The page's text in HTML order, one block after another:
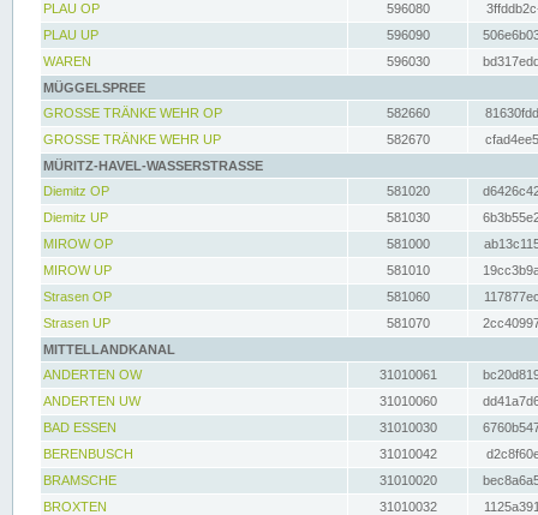
PLAU OP
596080
PLAU UP
596090
WAREN
596030
MÜGGELSPREE
GROSSE TRÄNKE WEHR OP
582660
GROSSE TRÄNKE WEHR UP
582670
MÜRITZ-HAVEL-WASSERSTRASSE
Diemitz OP
581020
Diemitz UP
581030
MIROW OP
581000
MIROW UP
581010
Strasen OP
581060
Strasen UP
581070
MITTELLANDKANAL
ANDERTEN OW
31010061
ANDERTEN UW
31010060
BAD ESSEN
31010030
BERENBUSCH
31010042
BRAMSCHE
31010020
BROXTEN
31010032